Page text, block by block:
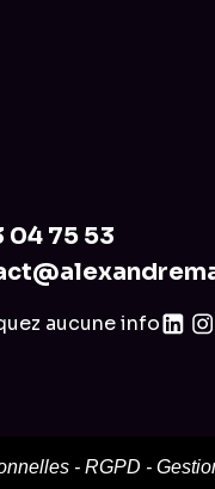
04 75 53
aucune info
- RGPD -